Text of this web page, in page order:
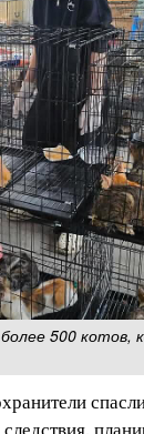
500 котов,